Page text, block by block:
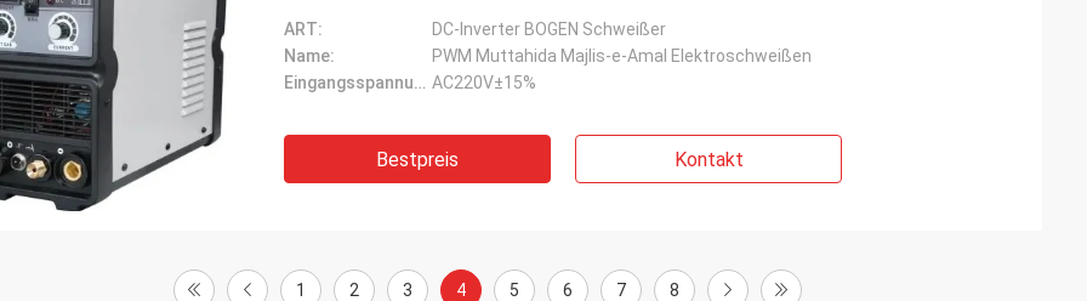
ART:
DC-Inverter BOGEN Schweißer
Name:
PWM Muttahida Majlis-e-Amal Elektroschweißen
Eingangsspannung: AC220V±15%
Bestpreis Kontakt
1 2 3 4 5 6 7 8